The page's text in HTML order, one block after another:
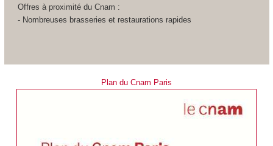
Offres à proximité du Cnam :
- Nombreuses brasseries et restaurations rapides
Plan du Cnam Paris